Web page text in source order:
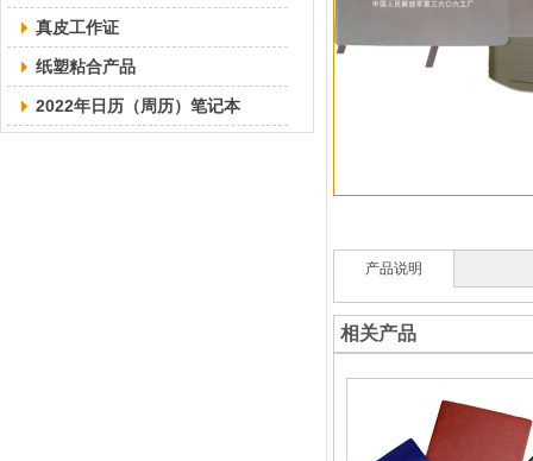
真皮工作证
纸塑粘合产品
2022年日历（周历）笔记本
产品说明
相关产品